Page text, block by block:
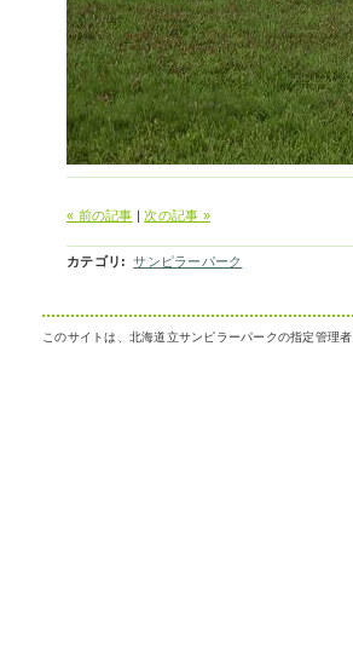
« 前の記事 |次の記事 »
カテゴリ : サンピラーパーク
このサイトは、北海道立サンピラーパークの指定管理